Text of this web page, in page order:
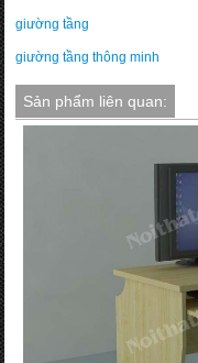
giường tầng
giường tầng thông minh
Sản phẩm liên quan: